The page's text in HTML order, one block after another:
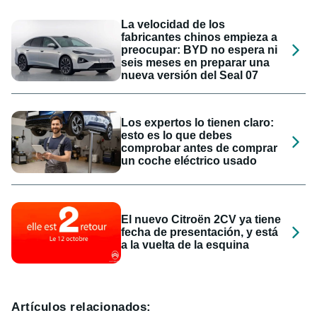
La velocidad de los
fabricantes chinos empieza a
preocupar: BYD no espera ni
seis meses en preparar una
nueva versión del Seal 07
Los expertos lo tienen claro:
esto es lo que debes
comprobar antes de comprar
un coche eléctrico usado
El nuevo Citroën 2CV ya tiene
fecha de presentación, y está
a la vuelta de la esquina
Artículos relacionados: